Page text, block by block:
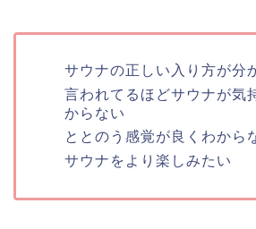
サウナの正しい入り方が分
言われてるほどサウナが気
からない
ととのう感覚が良くわから
サウナをより楽しみたい